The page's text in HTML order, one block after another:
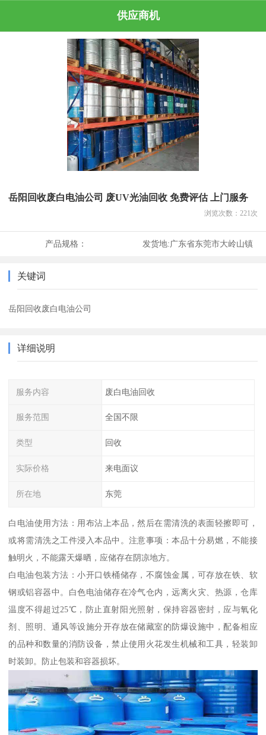
供应商机
岳阳回收废白电油公司 废UV光油回收 免费评估 上门服务
浏览次数： 221 次
产品规格： 发货地:广东省东莞市大岭山镇
关键词
岳阳回收废白电油公司
详细说明
服务内容 废白电油回收
服务范围 全国不限
类型 回收
实际价格 来电面议
所在地 东莞
白电油使用方法：用布沾上本品，然后在需清洗的表面轻擦即可，
或将需清洗之工件浸入本品中。注意事项：本品十分易燃，不能接
触明火，不能露天爆晒，应储存在阴凉地方。
白电油包装方法：小开口铁桶储存，不腐蚀金属，可存放在铁、软
钢或铝容器中。白色电油储存在冷气仓内，远离火灾、热源，仓库
温度不得超过25℃，防止直射阳光照射，保持容器密封，应与氧化
剂、照明、通风等设施分开存放在储藏室的防爆设施中，配备相应
的品种和数量的消防设备，禁止使用火花发生机械和工具，轻装卸
时装卸。防止包装和容器损坏。